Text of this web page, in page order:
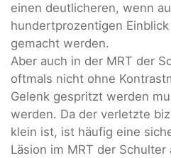
einen deutlicheren, wenn
hundertprozentigen
gemacht werden.
Aber auch in der MRT der
oftmals nicht ohne
Gelenk gespritzt werden
werden. Da der verletzte
klein ist, ist häufig eine
Läsion im MRT der